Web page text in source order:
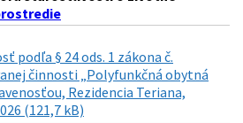
podľa § 24 ods. 1 zákona č.
činnosti „Polyfunkčná obytná
Rezidencia Teriana,
(121,7 kB)